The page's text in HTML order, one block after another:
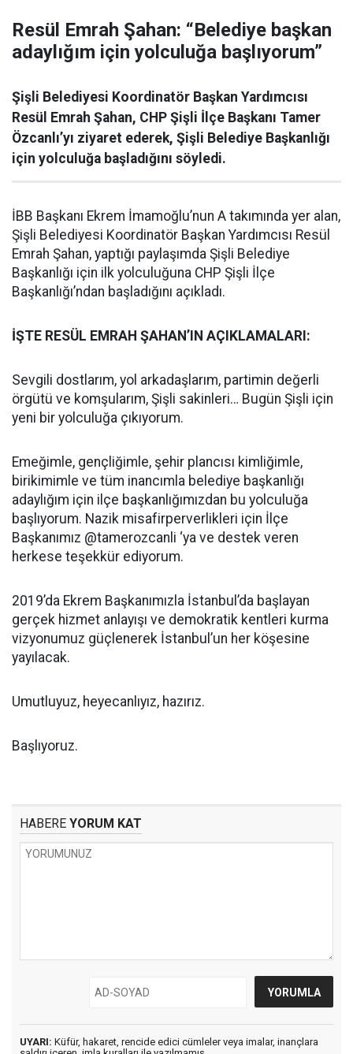
Resül Emrah Şahan: “Belediye başkan
adaylığım için yolculuğa başlıyorum”
Şişli Belediyesi Koordinatör Başkan Yardımcısı
Resül Emrah Şahan, CHP Şişli İlçe Başkanı Tamer
Özcanlı’yı ziyaret ederek, Şişli Belediye Başkanlığı
için yolculuğa başladığını söyledi.
İBB Başkanı Ekrem İmamoğlu’nun A takımında yer alan,
Şişli Belediyesi Koordinatör Başkan Yardımcısı Resül
Emrah Şahan, yaptığı paylaşımda Şişli Belediye
Başkanlığı için ilk yolculuğuna CHP Şişli İlçe
Başkanlığı’ndan başladığını açıkladı.
İŞTE RESÜL EMRAH ŞAHAN’IN AÇIKLAMALARI:
Sevgili dostlarım, yol arkadaşlarım, partimin değerli
örgütü ve komşularım, Şişli sakinleri… Bugün Şişli için
yeni bir yolculuğa çıkıyorum.
Emeğimle, gençliğimle, şehir plancısı kimliğimle,
birikimimle ve tüm inancımla belediye başkanlığı
adaylığım için ilçe başkanlığımızdan bu yolculuğa
başlıyorum. Nazik misafirperverlikleri için İlçe
Başkanımız @tamerozcanli ‘ya ve destek veren
herkese teşekkür ediyorum.
2019’da Ekrem Başkanımızla İstanbul’da başlayan
gerçek hizmet anlayışı ve demokratik kentleri kurma
vizyonumuz güçlenerek İstanbul’un her köşesine
yayılacak.
Umutluyuz, heyecanlıyız, hazırız.
Başlıyoruz.
HABERE YORUM KAT
UYARI: Küfür, hakaret, rencide edici cümleler veya imalar, inançlara